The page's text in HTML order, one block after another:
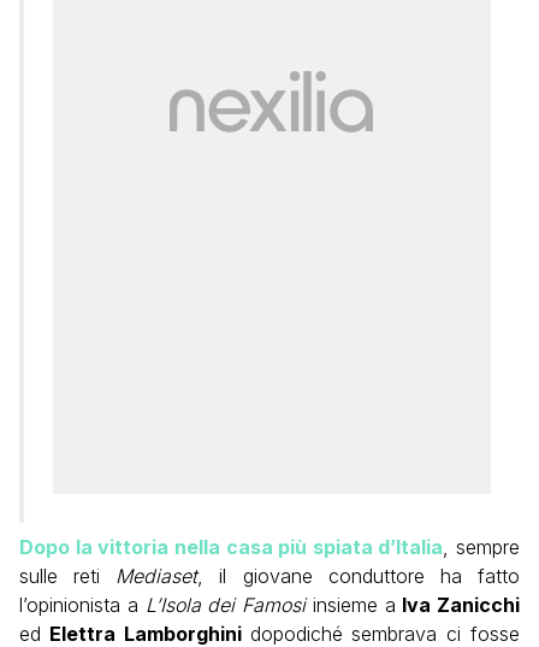
Dopo la vittoria nella casa più spiata d’Italia, sempre
sulle reti Mediaset, il giovane conduttore ha fatto
l’opinionista a L’Isola dei Famosi insieme a Iva Zanicchi
ed Elettra Lamborghini dopodiché sembrava ci fosse